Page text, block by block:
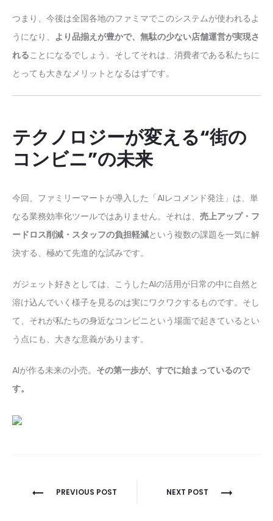
つまり、今後は全国各地のファミマでこのシステムが使われるよ
うになり、 より品揃えが豊かで、無駄の少ない店舗運営が実現さ
れることになるでしょう。そしてそれは、消費者である私たちに
とっても大きなメリットとなるはずです。
テクノロジーが変える“街の
コンビニ”の未来
今回、ファミリーマートが導入した「AIレコメンド発注」は、単
なる業務効率化ツールではありません。それは、 売上アップ・フ
ードロス削減・スタッフの負担軽減という複数の課題を一気に解
決する、極めて先進的な試みです。
ガジェット好きとしては、こうしたAIの活用が日常の中に自然と
溶け込んでいく様子を見るのは実にワクワクするものです。そし
て、それが私たちの身近なコンビニという場面で起きているとい
う点にも、大きな意義があります。
AIが作る未来の小売。 その第一歩が、すでに始まっているので
す。
PREVIOUS POST NEXT POST